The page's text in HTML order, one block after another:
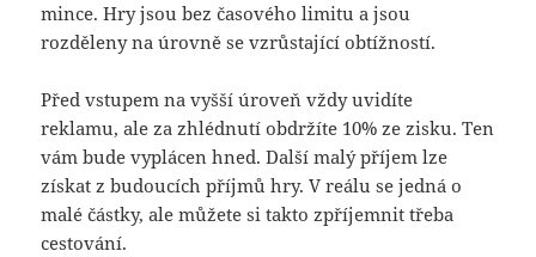
mince. Hry jsou bez časového limitu a jsou
rozděleny na úrovně se vzrůstající obtížností.
Před vstupem na vyšší úroveň vždy uvidíte
reklamu, ale za zhlédnutí obdržíte 10% ze zisku. Ten
vám bude vyplácen hned. Další malý příjem lze
získat z budoucích příjmů hry. V reálu se jedná o
malé částky, ale můžete si takto zpříjemnit třeba
cestování.